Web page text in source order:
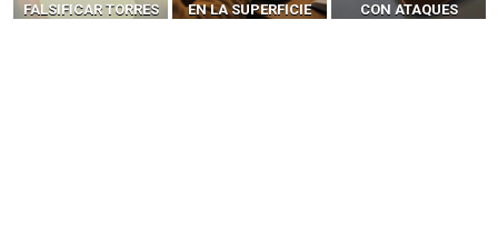
EN LA SUPERFICIE
CON ATAQUES
‘HACKEAR’ — EL